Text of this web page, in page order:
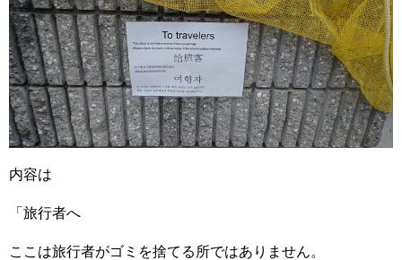
内容は
「旅行者へ
ここは旅行者がゴミを捨てる所ではありません。